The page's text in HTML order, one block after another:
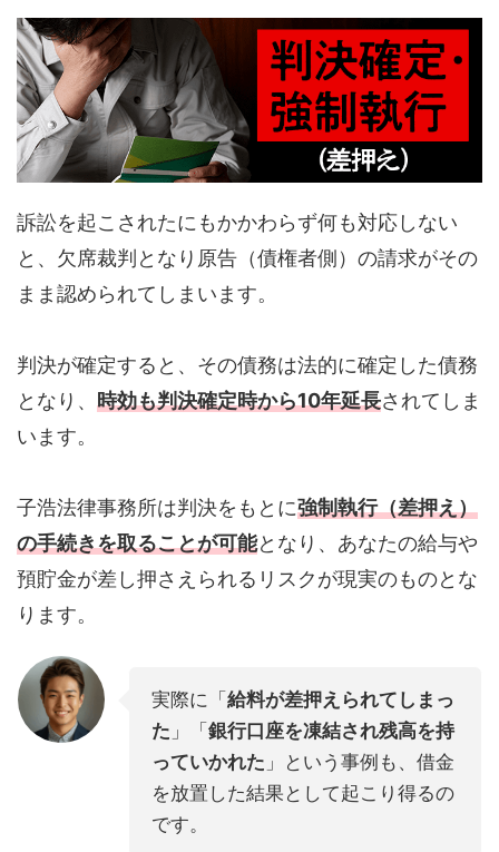
訴訟を起こされたにもかかわらず何も対応しない
と、欠席裁判となり原告（債権者側）の請求がその
まま認められてしまいます。
判決が確定すると、その債務は法的に確定した債務
となり、 時効も判決確定時から10年延長されてしま
います。
子浩法律事務所は判決をもとに強制執行（差押え）
の手続きを取ることが可能となり、あなたの給与や
預貯金が差し押さえられるリスクが現実のものとな
ります。
実際に「給料が差押えられてしまっ
た 」「銀行口座を凍結され残高を持
っていかれた 」という事例も、借金
を放置した結果として起こり得るの
です。